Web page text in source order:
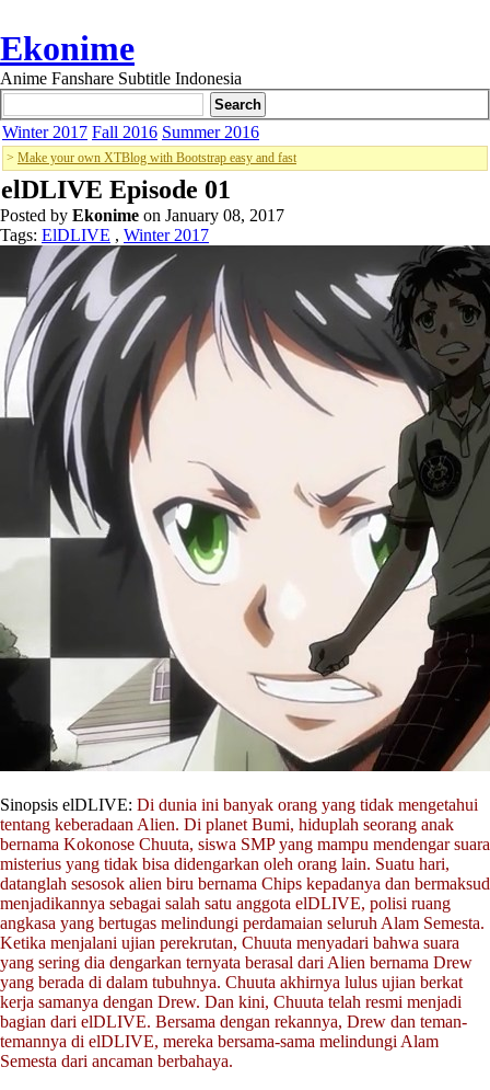
Ekonime
Anime Fanshare Subtitle Indonesia
Winter 2017 Fall 2016 Summer 2016
> Make your own XTBlog with Bootstrap easy and fast
elDLIVE Episode 01
Posted by Ekonime on January 08, 2017
Tags: ElDLIVE , Winter 2017
Sinopsis elDLIVE: Di dunia ini banyak orang yang tidak mengetahui
tentang keberadaan Alien. Di planet Bumi, hiduplah seorang anak
bernama Kokonose Chuuta, siswa SMP yang mampu mendengar suara
misterius yang tidak bisa didengarkan oleh orang lain. Suatu hari,
datanglah sesosok alien biru bernama Chips kepadanya dan bermaksud
menjadikannya sebagai salah satu anggota elDLIVE, polisi ruang
angkasa yang bertugas melindungi perdamaian seluruh Alam Semesta.
Ketika menjalani ujian perekrutan, Chuuta menyadari bahwa suara
yang sering dia dengarkan ternyata berasal dari Alien bernama Drew
yang berada di dalam tubuhnya. Chuuta akhirnya lulus ujian berkat
kerja samanya dengan Drew. Dan kini, Chuuta telah resmi menjadi
bagian dari elDLIVE. Bersama dengan rekannya, Drew dan teman-
temannya di elDLIVE, mereka bersama-sama melindungi Alam
Semesta dari ancaman berbahaya.